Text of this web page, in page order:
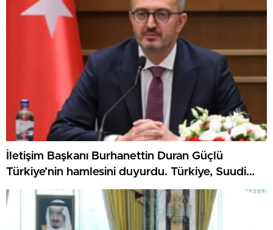
İletişim Başkanı Burhanettin Duran Güçlü
Türkiye’nin hamlesini duyurdu. Türkiye, Suudi
Arabistan ve Pakistan Mekke Anlaşması
İmzaladı.